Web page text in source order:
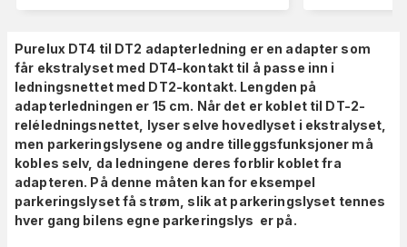
Purelux DT4 til DT2 adapterledning er en adapter som
får ekstralyset med DT4-kontakt til å passe inn i
ledningsnettet med DT2-kontakt. Lengden på
adapterledningen er 15 cm. Når det er koblet til DT-2-
reléledningsnettet, lyser selve hovedlyset i ekstralyset,
men parkeringslysene og andre tilleggsfunksjoner må
kobles selv, da ledningene deres forblir koblet fra
adapteren. På denne måten kan for eksempel
parkeringslyset få strøm, slik at parkeringslyset tennes
hver gang bilens egne parkeringslys er på.